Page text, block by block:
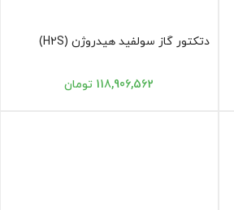
دتکتور گاز سولفید هیدروژن (H2S)
118,906,562 تومان